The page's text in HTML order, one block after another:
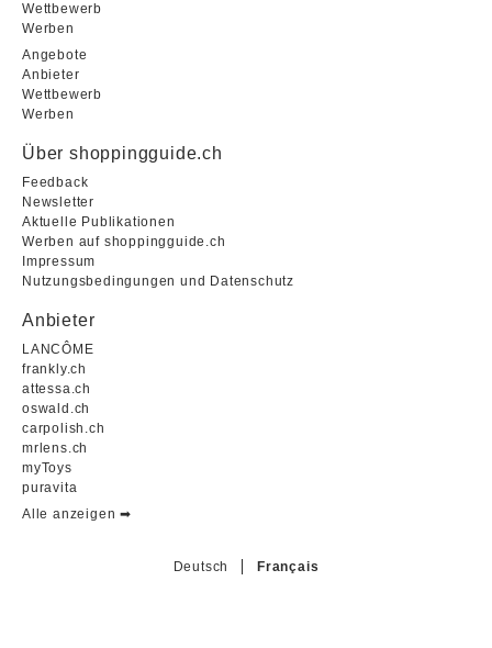
Wettbewerb
Werben
Angebote
Anbieter
Wettbewerb
Werben
Über shoppingguide.ch
Feedback
Newsletter
Aktuelle Publikationen
Werben auf shoppingguide.ch
Impressum
Nutzungsbedingungen und Datenschutz
Anbieter
LANCÔME
frankly.ch
attessa.ch
oswald.ch
carpolish.ch
mrlens.ch
myToys
puravita
Alle anzeigen ➡︎
Deutsch Français